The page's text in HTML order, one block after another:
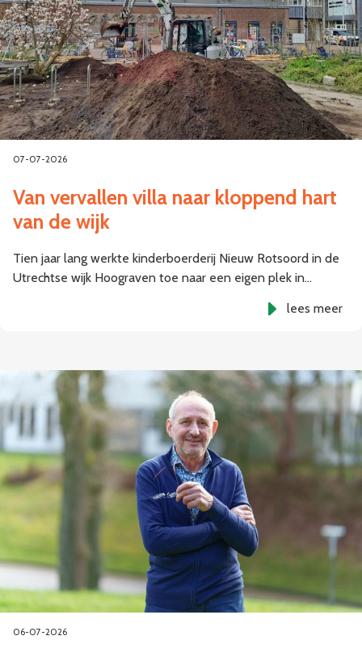
07-07-2026
Van vervallen villa naar kloppend hart
van de wijk
Tien jaar lang werkte kinderboerderij Nieuw Rotsoord in de
Utrechtse wijk Hoograven toe naar een eigen plek in…
lees meer
06-07-2026